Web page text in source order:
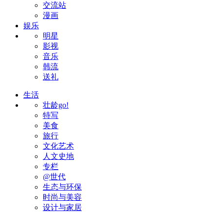
交流站
漫画
娱乐
明星
影视
音乐
韩流
送礼
生活
壮龄go!
特写
美食
旅行
文化艺术
人文史地
专栏
@世代
生态与环保
时尚与美容
设计与家居